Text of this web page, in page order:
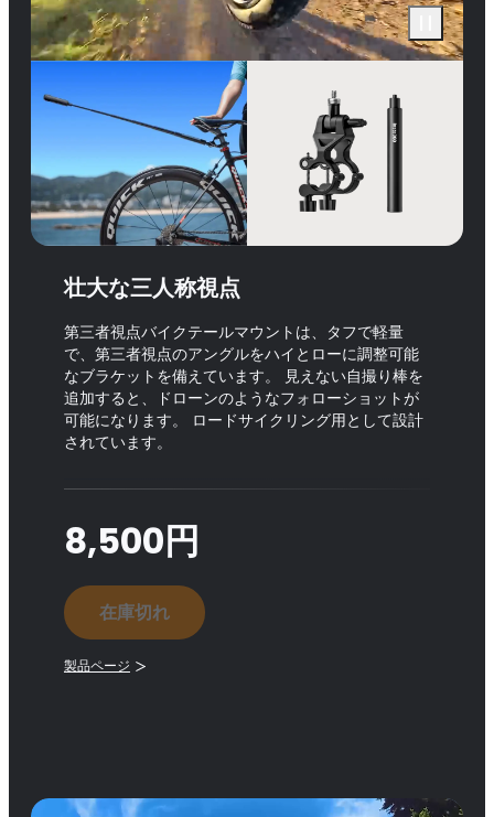
壮大な三人称視点
第三者視点バイクテールマウントは、タフで軽量
で、第三者視点のアングルをハイとローに調整可能
なブラケットを備えています。 見えない自撮り棒を
追加すると、ドローンのようなフォローショットが
可能になります。 ロードサイクリング用として設計
されています。
8,500円
在庫切れ
製品ページ